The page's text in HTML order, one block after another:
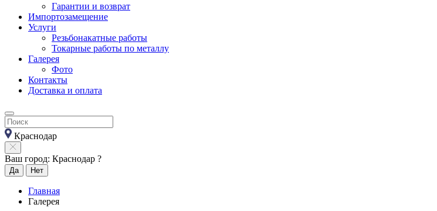
Гарантии и возврат
Импортозамещение
Услуги
Резьбонакатные работы
Токарные работы по металлу
Галерея
Фото
Контакты
Доставка и оплата
Краснодар
Ваш город: Краснодар ?
Да Нет
Главная
Галерея